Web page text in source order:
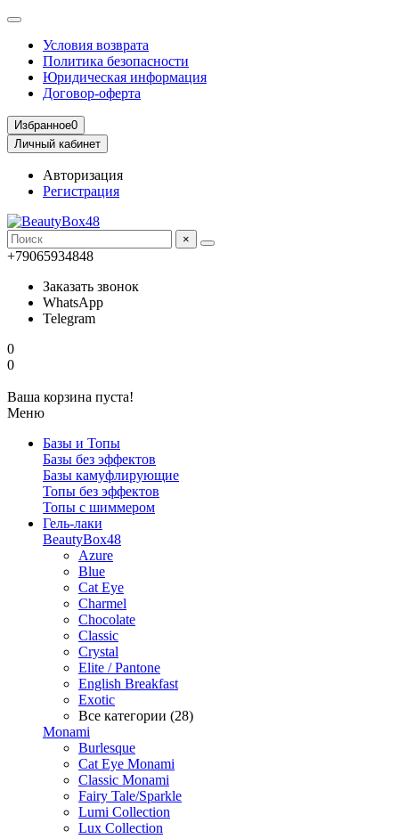
Условия возврата
Политика безопасности
Юридическая информация
Договор-оферта
Избранное0
Личный кабинет
Авторизация
Регистрация
×
+79065934848
Заказать звонок
WhatsApp
Telegram
0
0
Ваша корзина пуста!
Меню
Базы и Топы
Базы без эффектов
Базы камуфлирующие
Топы без эффектов
Топы с шиммером
Гель-лаки
BeautyBox48
Azure
Blue
Cat Eye
Charmel
Chocolate
Classic
Crystal
Elite / Pantone
English Breakfast
Exotic
Все категории (28)
Monami
Burlesque
Cat Eye Monami
Classic Monami
Fairy Tale/Sparkle
Lumi Collection
Lux Collection